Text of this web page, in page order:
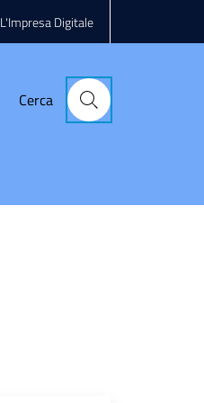
L'Impresa Digitale
Cerca